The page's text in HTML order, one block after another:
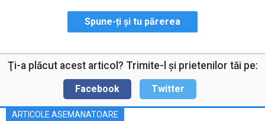
Spune-ți și tu părerea
Ţi-a plăcut acest articol? Trimite-l şi prietenilor tăi pe:
Facebook Twitter
ARTICOLE ASEMANATOARE